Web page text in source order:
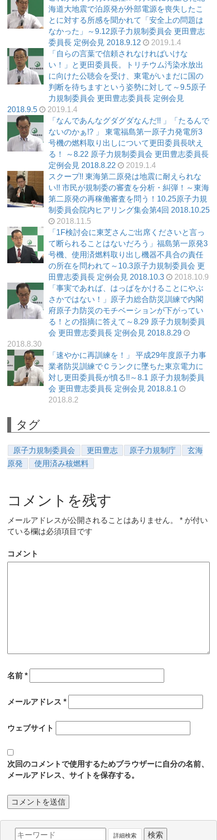
海道大地震で泊原発が外部電源を喪失したこ
とに対する所感を聞かれて「安全上の問題は
なかった」～9.12原子力規制委員会 更田豊志
委員長 定例会見 2018.9.12
2019.1.4
「自らの言葉で信頼されなければいけな
い！」と更田委員長。トリチウム汚染水放出
に向けた公聴会を受け、東電がいまだに国の
判断を待ちますという姿勢に対して～9.5原子
力規制委員会 更田豊志委員長 定例会見
2018.9.5
2019.1.4
「なんであんなグダグダなんだ!! 」「たるんで
ないのかぁ!? 」 東電福島第一原子力発電所3
号機の燃料取り出しについて更田委員長吠え
る！ ～8.22 原子力規制委員会 更田豊志委員長
定例会見 2018.8.22
2019.1.4
スクープ!! 東海第二原発は地震に耐えられな
い!! 市民が規制委の審査を分析・糾弾！～東海
第二原発の再稼働審査を問う！10.25原子力規
制委員会院内ヒアリング集会第4回 2018.10.25
2018.11.5
「1F検討会に東芝さんご出席くださいと言っ
て断られることはないだろう」福島第一原発3
号機、使用済燃料取り出し機器不具合の責任
の所在を問われて～10.3原子力規制委員会 更
田豊志委員長 定例会見 2018.10.3
2018.10.9
「事実であれば、はっぱをかけることにやぶ
さかではない！」原子力総合防災訓練で内閣
府原子力防災のモチベーションが下がってい
る！との指摘に答えて～8.29 原子力規制委員
会 更田豊志委員長 定例会見 2018.8.29
2018.8.30
「速やかに再訓練を！」 平成29年度原子力事
業者防災訓練でＣランクに墜ちた東京電力に
対し更田委員長が憤る!!～8.1 原子力規制委員
会 更田豊志委員長 定例会見 2018.8.1
2018.8.2
タグ
原子力規制委員会 更田豊志 原子力規制庁
玄海
原発
使用済み核燃料
コメントを残す
メールアドレスが公開されることはありません。 * が付い
ている欄は必須項目です
コメント
名前 *
メールアドレス *
ウェブサイト
次回のコメントで使用するためブラウザーに自分の名前、
メールアドレス、サイトを保存する。
詳細検索